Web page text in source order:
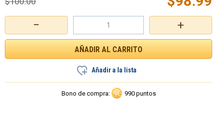
+
−
Añadir a la lista
Bono de compra: 990 puntos